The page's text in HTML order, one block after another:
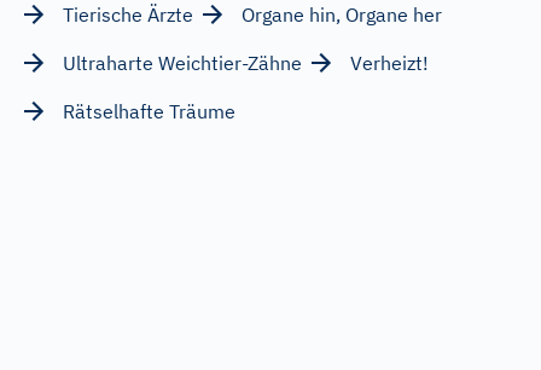
Tierische Ärzte
Organe hin, Organe her
Ultraharte Weichtier-Zähne
Verheizt!
Rätselhafte Träume